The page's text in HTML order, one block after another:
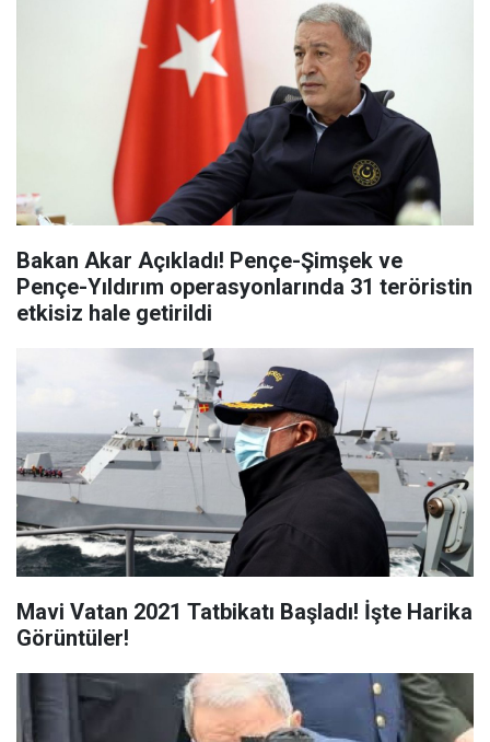
Bakan Akar Açıkladı! Pençe-Şimşek ve
Pençe-Yıldırım operasyonlarında 31 teröristin
etkisiz hale getirildi
Mavi Vatan 2021 Tatbikatı Başladı! İşte Harika
Görüntüler!